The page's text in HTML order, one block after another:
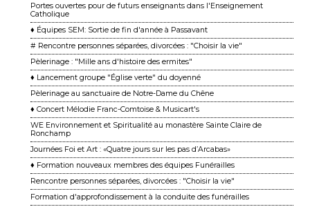
Portes ouvertes pour de futurs enseignants dans l'Enseignement
Catholique
♦ Équipes SEM: Sortie de fin d'année à Passavant
# Rencontre personnes séparées, divorcées : "Choisir la vie"
Pèlerinage : "Mille ans d'histoire des ermites"
♦ Lancement groupe "Église verte" du doyenné
Pèlerinage au sanctuaire de Notre-Dame du Chêne
♦ Concert Mélodie Franc-Comtoise & Musicart's
WE Environnement et Spiritualité au monastère Sainte Claire de
Ronchamp
Journées Foi et Art : «Quatre jours sur les pas d’Arcabas»
♦ Formation nouveaux membres des équipes Funérailles
Rencontre personnes séparées, divorcées : "Choisir la vie"
Formation d'approfondissement à la conduite des funérailles